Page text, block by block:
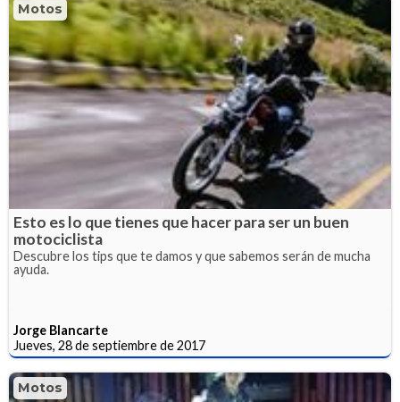
Motos
Esto es lo que tienes que hacer para ser un buen
motociclista
Descubre los tips que te damos y que sabemos serán de mucha
ayuda.
Jorge Blancarte
Jueves, 28 de septiembre de 2017
Motos